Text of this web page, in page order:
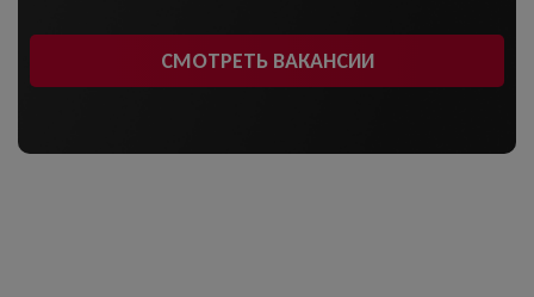
СМОТРЕТЬ ВАКАНСИИ